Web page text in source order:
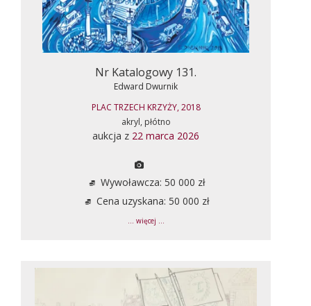
Nr Katalogowy 131.
Edward Dwurnik
PLAC TRZECH KRZYŻY, 2018
akryl, płótno
aukcja z 22 marca 2026
Wywoławcza: 50 000 zł
Cena uzyskana: 50 000 zł
... więcej ...